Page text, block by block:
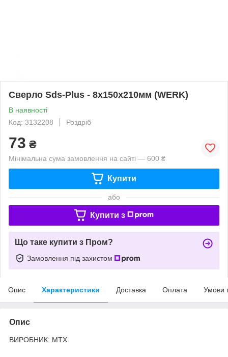
Сверло Sds-Plus - 8х150х210мм (WERK)
В наявності
Код: 3132208
Роздріб
73 ₴
Мінімальна сума замовлення на сайті — 600 ₴
Купити
або
Купити з
Що таке купити з Пром?
Замовлення під захистом
Опис Характеристики Доставка Оплата Умови
Опис
ВИРОБНИК: MTX